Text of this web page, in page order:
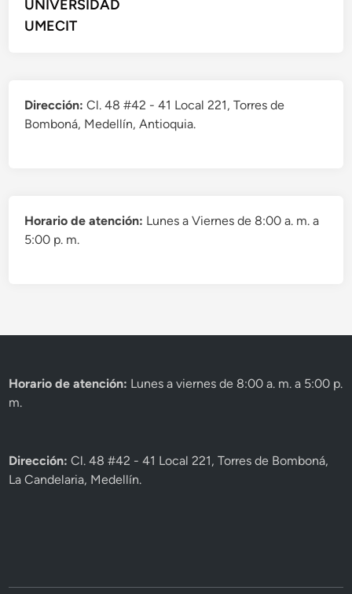
UNIVERSIDAD
UMECIT
Dirección:Cl. 48 #42 - 41 Local 221, Torres de
Bomboná, Medellín, Antioquia.
Horario de atención: Lunes a Viernes de 8:00 a. m. a
5:00 p. m.
Horario de atención: Lunes a viernes de 8:00 a. m. a 5:00 p.
m.
Dirección:Cl. 48 #42 - 41 Local 221, Torres de Bomboná,
La Candelaria, Medellín.